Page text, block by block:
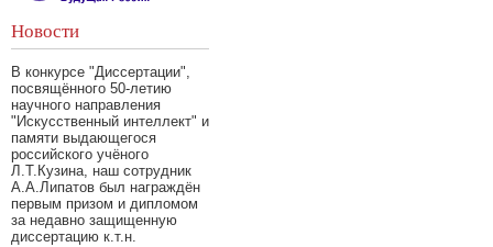
Новости
В конкурсе "Диссертации",
посвящённого 50-летию
научного направления
"Искусственный интеллект" и
памяти выдающегося
российского учёного
Л.Т.Кузина, наш сотрудник
А.А.Липатов был награждён
первым призом и дипломом
за недавно защищенную
диссертацию к.т.н.